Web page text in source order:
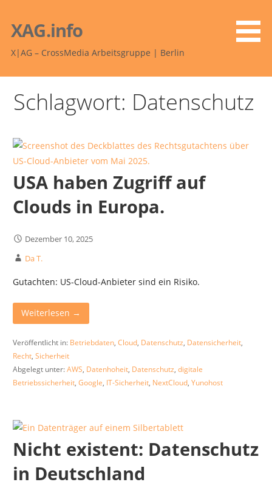
Inhalt
springen
XAG.info
X|AG – CrossMedia Arbeitsgruppe | Berlin
Schlagwort: Datenschutz
USA haben Zugriff auf
Clouds in Europa.
Dezember 10, 2025
Da T.
Gutachten: US-Cloud-Anbieter sind ein Risiko.
Weiterlesen →
Veröffentlicht in: Betriebdaten, Cloud, Datenschutz, Datensicherheit,
Recht, Sicherheit
Abgelegt unter:AWS, Datenhoheit, Datenschutz, digitale
Betriebssicherheit, Google, IT-Sicherheit, NextCloud, Yunohost
Nicht existent: Datenschutz
in Deutschland